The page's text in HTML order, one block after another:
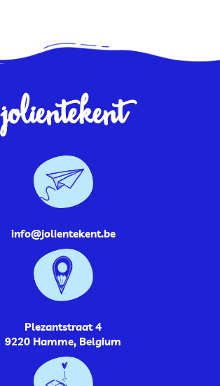
jolientekent
info@jolientekent.be
Plezantstraat 4
9220 Hamme, Belgium